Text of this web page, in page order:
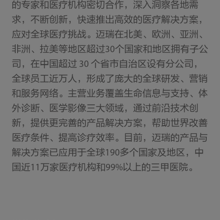
的专家和医疗机构密切合作，深入洞察各地需
求，不断创新，快速推出高效的医疗解决方案，
应对全球医疗挑战。迈瑞在北美、欧洲、亚洲、
非洲、拉美等地区超过30个国家和地区拥有子公
司，在中国超过 30 个省市自治区设有分公司，
全球员工近万人，形成了庞大的全球研发、营销
和服务网络。主营业务覆盖生命信息与支持、体
外诊断、医学影像三大领域，通过前沿技术创
新，提供更完善的产品解决方案，帮助世界改善
医疗条件、提高诊疗效率。目前，迈瑞的产品与
解决方案已应用于全球190多个国家及地区，中
国近11万家医疗机构和99%以上的三甲医院。